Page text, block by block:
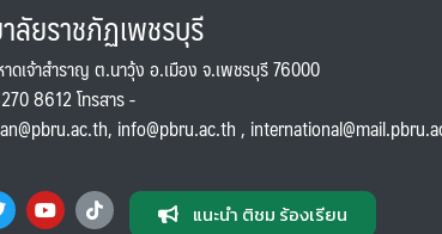
ลัยราชภัฏเพชรบุรี
เจ้าสำราญ ต.นาวุ้ง อ.เมือง จ.เพชรบุรี 76000
8612 โทรสาร -
, info@pbru.ac.th,
แนะนำ ติชม ร้องเรียน